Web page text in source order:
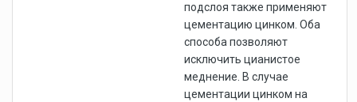
подслоя также применяют
цементацию цинком. Оба
способа позволяют
исключить цианистое
меднение. В случае
цементации цинком на